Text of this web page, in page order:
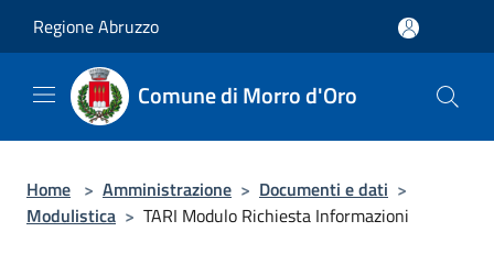
Regione Abruzzo
Comune di Morro d'Oro
Home > Amministrazione > Documenti e dati >
Modulistica > TARI Modulo Richiesta Informazioni